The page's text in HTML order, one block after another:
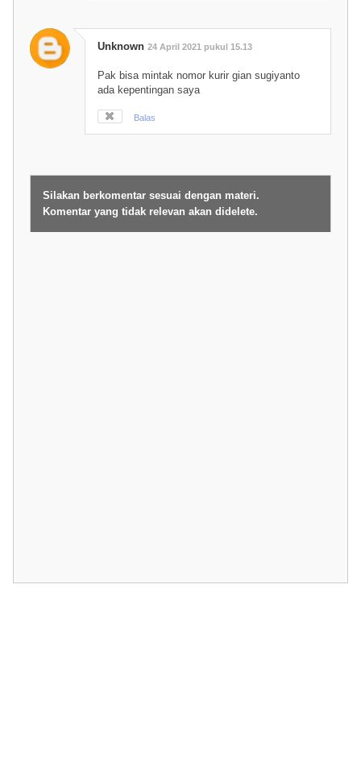
Unknown 24 April 2021 pukul 15.13
Pak bisa mintak nomor kurir gian sugiyanto
ada kepentingan saya
Balas
Silakan berkomentar sesuai dengan materi.
Komentar yang tidak relevan akan didelete.